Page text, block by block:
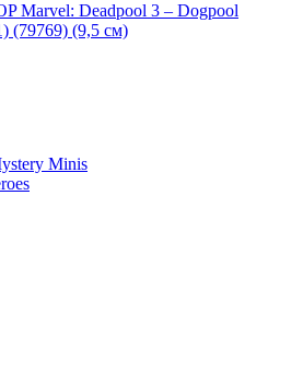
Marvel: Deadpool 3 – Dogpool
(79769) (9,5 см)
Minis